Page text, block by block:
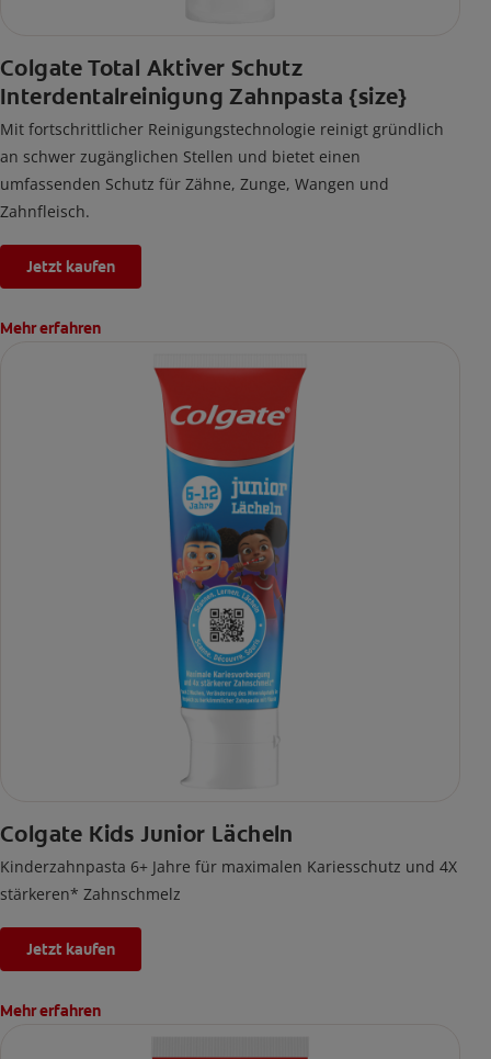
Colgate Total Aktiver Schutz
Interdentalreinigung Zahnpasta {size}
Mit fortschrittlicher Reinigungstechnologie reinigt gründlich
an schwer zugänglichen Stellen und bietet einen
umfassenden Schutz für Zähne, Zunge, Wangen und
Zahnfleisch.
Jetzt kaufen
Mehr erfahren
Colgate Kids Junior Lächeln
Kinderzahnpasta 6+ Jahre für maximalen Kariesschutz und 4X
stärkeren* Zahnschmelz
Jetzt kaufen
Mehr erfahren